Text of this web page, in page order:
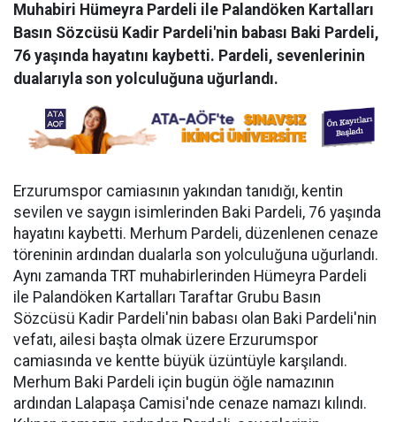
Muhabiri Hümeyra Pardeli ile Palandöken Kartalları
Basın Sözcüsü Kadir Pardeli'nin babası Baki Pardeli,
76 yaşında hayatını kaybetti. Pardeli, sevenlerinin
dualarıyla son yolculuğuna uğurlandı.
Erzurumspor camiasının yakından tanıdığı, kentin
sevilen ve saygın isimlerinden Baki Pardeli, 76 yaşında
hayatını kaybetti. Merhum Pardeli, düzenlenen cenaze
töreninin ardından dualarla son yolculuğuna uğurlandı.
Aynı zamanda TRT muhabirlerinden Hümeyra Pardeli
ile Palandöken Kartalları Taraftar Grubu Basın
Sözcüsü Kadir Pardeli'nin babası olan Baki Pardeli'nin
vefatı, ailesi başta olmak üzere Erzurumspor
camiasında ve kentte büyük üzüntüyle karşılandı.
Merhum Baki Pardeli için bugün öğle namazının
ardından Lalapaşa Camisi'nde cenaze namazı kılındı.